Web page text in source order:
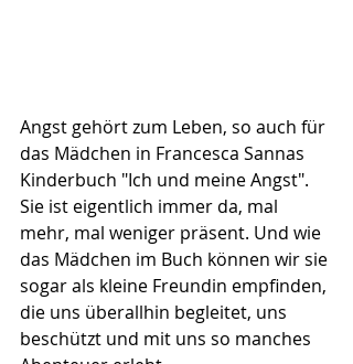
Angst gehört zum Leben, so auch für
das Mädchen in Francesca Sannas
Kinderbuch "Ich und meine Angst".
Sie ist eigentlich immer da, mal
mehr, mal weniger präsent. Und wie
das Mädchen im Buch können wir sie
sogar als kleine Freundin empfinden,
die uns überallhin begleitet, uns
beschützt und mit uns so manches